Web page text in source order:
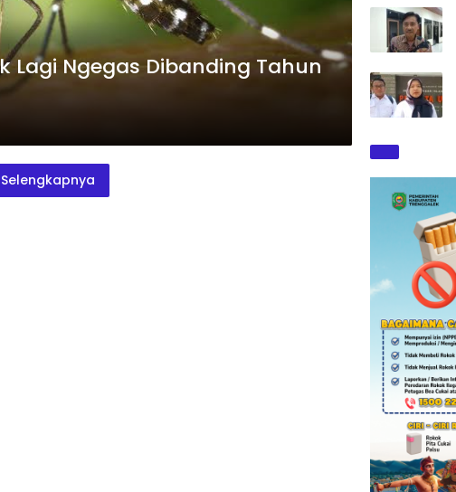
Lagi Ngegas Dibanding Tahun
Selengkapnya